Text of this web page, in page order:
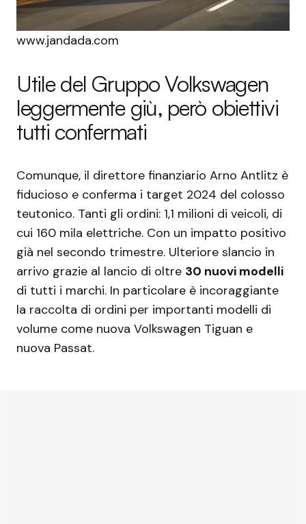
www.jandada.com
Utile del Gruppo Volkswagen
leggermente giù, però obiettivi
tutti confermati
Comunque, il direttore finanziario Arno Antlitz è
fiducioso e conferma i target 2024 del colosso
teutonico. Tanti gli ordini: 1,1 milioni di veicoli, di
cui 160 mila elettriche. Con un impatto positivo
già nel secondo trimestre. Ulteriore slancio in
arrivo grazie al lancio di oltre 30 nuovi modelli
di tutti i marchi. In particolare è incoraggiante
la raccolta di ordini per importanti modelli di
volume come nuova Volkswagen Tiguan e
nuova Passat.